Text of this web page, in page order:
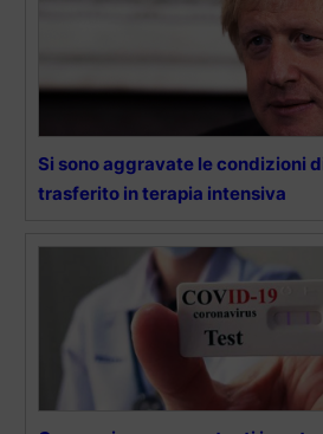
Si sono aggravate le condizioni
trasferito in terapia intensiva